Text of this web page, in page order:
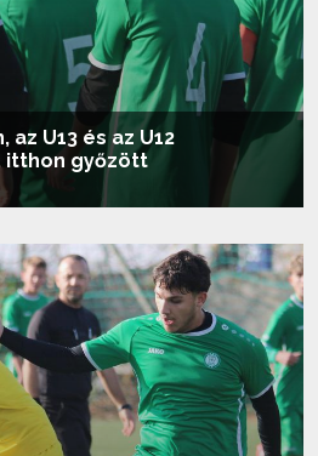
az U13 és az U12
itthon győzött